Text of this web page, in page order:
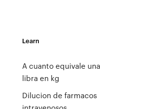
Learn
A cuanto equivale una
libra en kg
Dilucion de farmacos